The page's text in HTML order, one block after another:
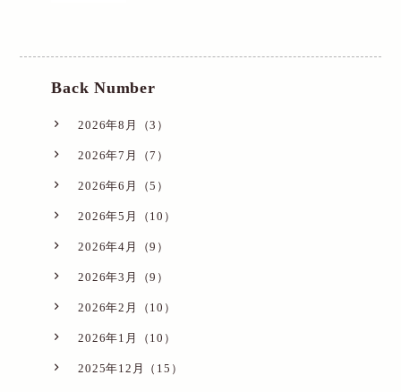
Back Number
2026年8月（3）
2026年7月（7）
2026年6月（5）
2026年5月（10）
2026年4月（9）
2026年3月（9）
2026年2月（10）
2026年1月（10）
2025年12月（15）